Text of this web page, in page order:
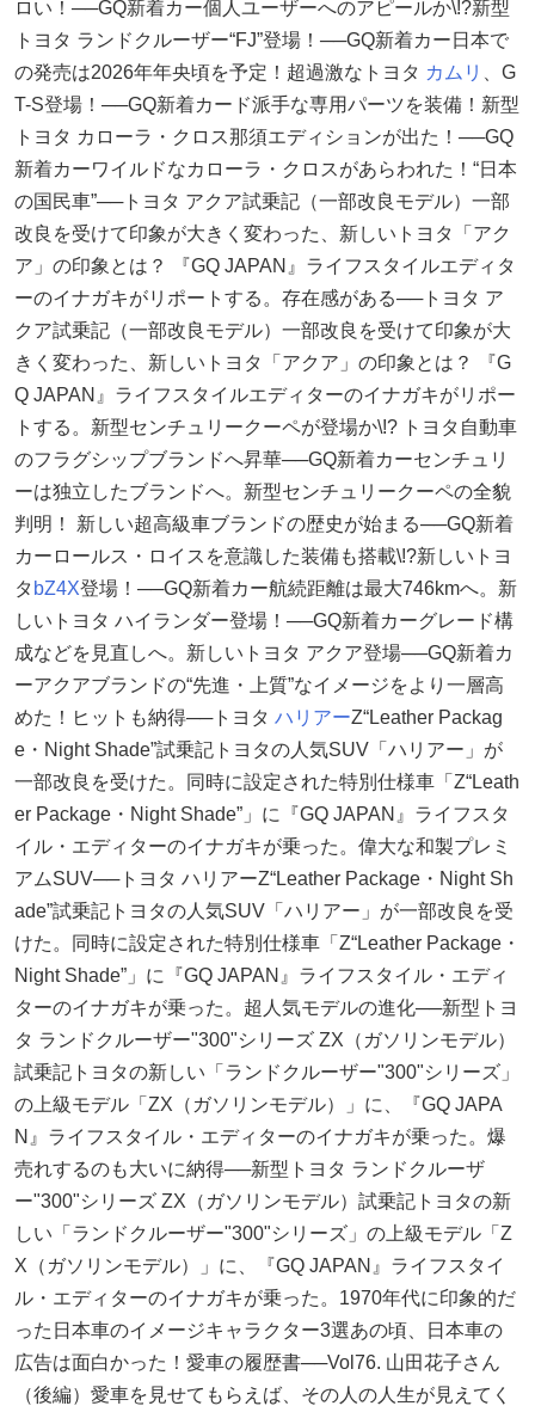
ロい！──GQ新着カー個人ユーザーへのアピールか\!?新型
トヨタ ランドクルーザー“FJ”登場！──GQ新着カー日本で
の発売は2026年年央頃を予定！超過激なトヨタ カムリ
、G
T-S登場！──GQ新着カード派手な専用パーツを装備！新型
トヨタ カローラ・クロス那須エディションが出た！──GQ
新着カーワイルドなカローラ・クロスがあらわれた！“日本
の国民車”──トヨタ アクア試乗記（一部改良モデル）一部
改良を受けて印象が大きく変わった、新しいトヨタ「アク
ア」の印象とは？ 『GQ JAPAN』ライフスタイルエディタ
ーのイナガキがリポートする。存在感がある──トヨタ ア
クア試乗記（一部改良モデル）一部改良を受けて印象が大
きく変わった、新しいトヨタ「アクア」の印象とは？ 『G
Q JAPAN』ライフスタイルエディターのイナガキがリポー
トする。新型センチュリークーペが登場か\!? トヨタ自動車
のフラグシップブランドへ昇華──GQ新着カーセンチュリ
ーは独立したブランドへ。新型センチュリークーペの全貌
判明！ 新しい超高級車ブランドの歴史が始まる──GQ新着
カーロールス・ロイスを意識した装備も搭載\!?新しいトヨ
タ bZ4X登場！──GQ新着カー航続距離は最大746kmへ。新
しいトヨタ ハイランダー登場！──GQ新着カーグレード構
成などを見直しへ。新しいトヨタ アクア登場──GQ新着カ
ーアクアブランドの“先進・上質”なイメージをより一層高
めた！ヒットも納得──トヨタ ハリアーZ“Leather Packag
e・Night Shade”試乗記トヨタの人気SUV「ハリアー」が
一部改良を受けた。同時に設定された特別仕様車「Z“Leath
er Package・Night Shade”」に『GQ JAPAN』ライフスタ
イル・エディターのイナガキが乗った。偉大な和製プレミ
アムSUV──トヨタ ハリアーZ“Leather Package・Night Sh
ade”試乗記トヨタの人気SUV「ハリアー」が一部改良を受
けた。同時に設定された特別仕様車「Z“Leather Package・
Night Shade”」に『GQ JAPAN』ライフスタイル・エディ
ターのイナガキが乗った。超人気モデルの進化──新型トヨ
タ ランドクルーザー"300"シリーズ ZX（ガソリンモデル）
試乗記トヨタの新しい「ランドクルーザー"300"シリーズ」
の上級モデル「ZX（ガソリンモデル）」に、『GQ JAPA
N』ライフスタイル・エディターのイナガキが乗った。爆
売れするのも大いに納得──新型トヨタ ランドクルーザ
ー"300"シリーズ ZX（ガソリンモデル）試乗記トヨタの新
しい「ランドクルーザー"300"シリーズ」の上級モデル「Z
X（ガソリンモデル）」に、『GQ JAPAN』ライフスタイ
ル・エディターのイナガキが乗った。1970年代に印象的だ
った日本車のイメージキャラクター3選あの頃、日本車の
広告は面白かった！愛車の履歴書──Vol76. 山田花子さん
（後編）愛車を見せてもらえば、その人の人生が見えてく